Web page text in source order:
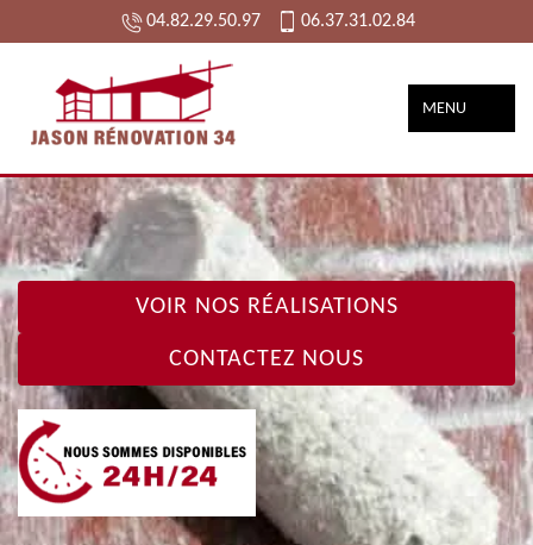
04.82.29.50.97 06.37.31.02.84
MENU
VOIR NOS RÉALISATIONS
CONTACTEZ NOUS